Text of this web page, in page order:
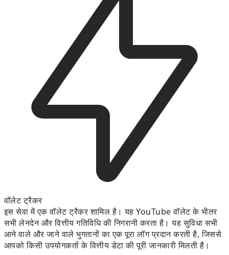
वॉलेट ट्रैकर
इस सेवा में एक वॉलेट ट्रैकर शामिल है। यह YouTube वॉलेट के भीतर
सभी लेनदेन और वित्तीय गतिविधि की निगरानी करता है। यह सुविधा सभी
आने वाले और जाने वाले भुगतानों का एक पूरा लॉग प्रदान करती है, जिससे
आपको किसी उपयोगकर्ता के वित्तीय डेटा की पूरी जानकारी मिलती है।